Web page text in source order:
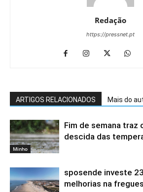
Redação
https://pressnet.pt
ARTIGOS RELACIONADOS Mais do
Minho
Fim de semana traz
descida das
sposende investe
melhorias na